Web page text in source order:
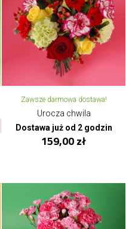
Zawsze darmowa dostawa!
Urocza chwila
Dostawa już od 2 godzin
159,00 zł